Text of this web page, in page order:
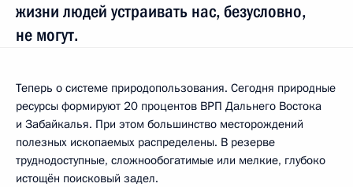
жизни людей устраивать нас, безусловно,
не могут.
Теперь о системе природопользования. Сегодня природные
ресурсы формируют 20 процентов ВРП Дальнего Востока
и Забайкалья. При этом большинство месторождений
полезных ископаемых распределены. В резерве
труднодоступные, сложнообогатимые или мелкие, глубоко
истощён поисковый задел.